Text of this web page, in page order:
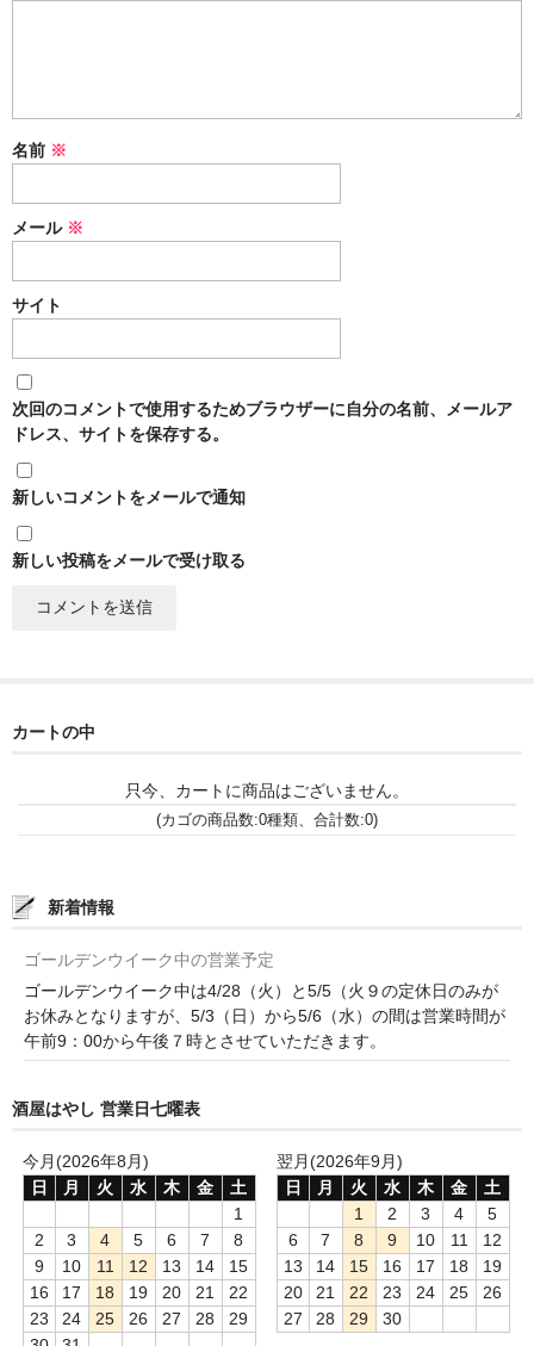
鉄輪 瑞鷹（熊本県熊本市）
自 然 派 ワ イ ン
Valerie Frison（ｳﾞｧﾚﾘｰ･ﾌﾘｿﾞﾝ）
Pattes Loup（ﾊﾟｯﾄ・ﾙｰ）
Marcel Lapierre（ﾏﾙｾﾙ・ﾗﾋﾟｴｰﾙ）
Philippe Jambon（ﾌｨﾘｯﾌﾟ･ｼﾞｬﾝﾎﾞﾝ）
Les Champs Libres（ﾚ･ｼｬﾝ･ﾘｰﾌﾞﾙ）
Castelmaure（ｶｽtｨﾓｰﾙ協同組合）
Mas Bres（ﾏｽ･ﾌﾞﾚｽ）
France Loire/ﾌﾗﾝｽ・ﾛﾜｰﾙ
Domaine des Bois Lucas（ﾄﾞﾒｰﾇ･ﾃﾞ･ﾎﾞｱ･ﾙｶ）
Italia/ｲｱﾀﾘｱ
Abruzzo/ｱﾌﾞﾙｯﾂｫ州
Fabulas（ﾌｧﾋﾞｭﾗｽ）
United States of America / ｱﾒﾘｶ合衆国
Broc Cellars（ﾌﾞﾛｯｸ・ｾﾗｰｽﾞ）
名前 ※
メール ※
サイト
次回のコメントで使用するためブラウザーに自分の名前、メールア
ドレス、サイトを保存する。
新しいコメントをメールで通知
新しい投稿をメールで受け取る
カートの中
只今、カートに商品はございません。
(カゴの商品数:0種類、合計数:0)
新着情報
ゴールデンウイーク中の営業予定
ゴールデンウイーク中は4/28（火）と5/5（火９の定休日のみが
お休みとなりますが、5/3（日）から5/6（水）の間は営業時間が
午前9：00から午後７時とさせていただきます。
酒屋はやし 営業日七曜表
今月(2026年8月)
日
月 火 水 木 金
土
1
2
3 4 5 6 7
8
9
10 11 12 13 14
15
16
17 18 19 20 21
22
23
24 25 26 27 28
29
翌月(2026年9月)
日
月 火 水 木 金
土
1
2 3 4
5
6
7 8 9 10 11
12
13
14 15 16 17 18
19
20
21 22 23 24 25
26
27
28 29
30